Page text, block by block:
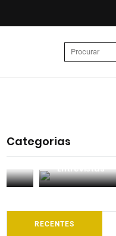
Categorias
Entrevistas
RECENTES